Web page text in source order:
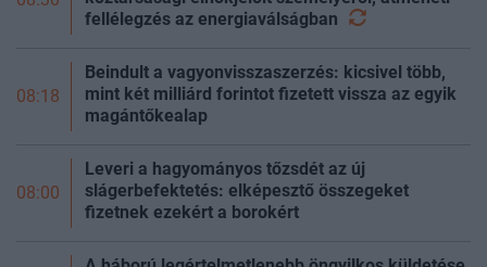
fellélegzés az energiaválságban
08:18
Beindult a vagyonvisszaszerzés: kicsivel több,
mint két milliárd forintot fizetett vissza az egyik
magántőkealap
08:00
Leveri a hagyományos tőzsdét az új
slágerbefektetés: elképesztő összegeket
fizetnek ezekért a borokért